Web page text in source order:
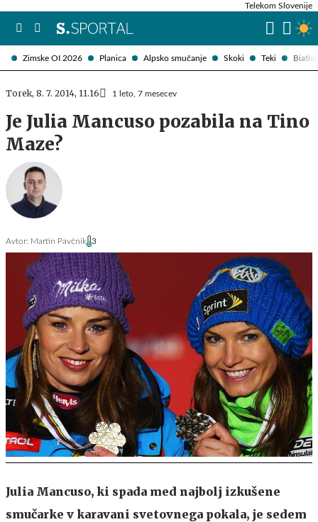
Zimske OI 2026 Planica Alpsko smučanje Skoki Teki
Telekom Slovenije
Torek, 8. 7. 2014, 11.16 1 leto, 7 mesecev
Je Julia Mancuso pozabila na Tino
Maze?
Avtor: Martin Pavčnik 3
Julia Mancuso, ki spada med najbolj izkušene
smučarke v karavani svetovnega pokala, je sedem